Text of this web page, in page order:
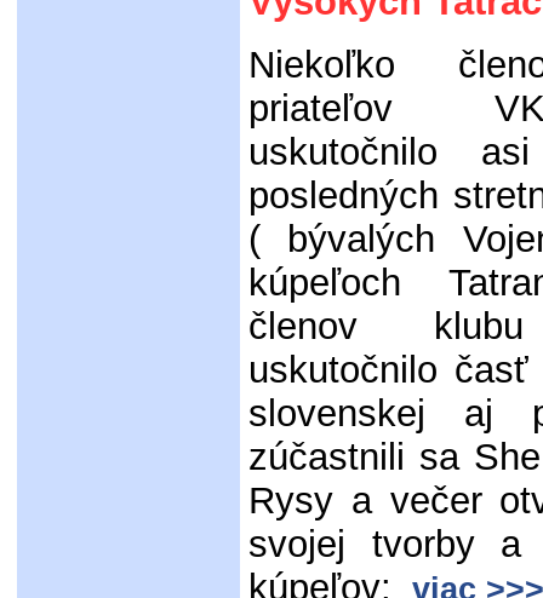
Niekoľko
priateľov
uskutočnilo
posledných
( bývalých
kúpeľoch
členov
uskutočnilo
slovenskej aj
zúčastnili sa
Rysy a večer
svojej tvorby a
kúpeľov:
viac >>>